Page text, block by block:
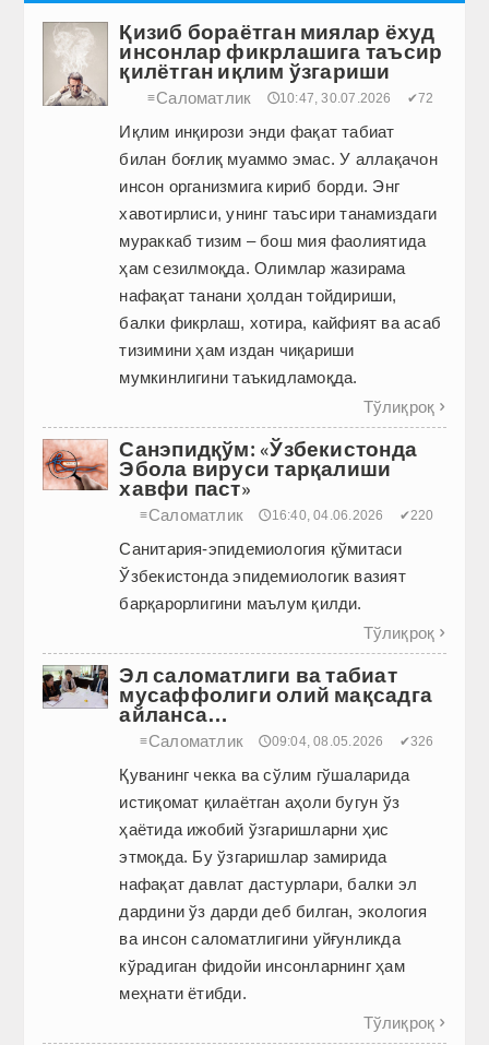
Қизиб бораётган миялар ёхуд
инсонлар фикрлашига таъсир
қилётган иқлим ўзгариши
≡Саломатлик 🕔10:47, 30.07.2026 ✔72
Иқлим инқирози энди фақат табиат
билан боғлиқ муаммо эмас. У аллақачон
инсон организмига кириб борди. Энг
хавотирлиси, унинг таъсири танамиздаги
мураккаб тизим – бош мия фаолиятида
ҳам сезилмоқда. Олимлар жазирама
нафақат танани ҳолдан тойдириши,
балки фикрлаш, хотира, кайфият ва асаб
тизимини ҳам издан чиқариши
мумкинлигини таъкид­ламоқда.
Тўлиқроқ 
Санэпидқўм: «Ўзбекистонда
Эбола вируси тарқалиши
хавфи паст»
≡Саломатлик 🕔16:40, 04.06.2026 ✔220
Санитария-эпидемиология қўмитаси
Ўзбекистонда эпидемиологик вазият
барқарорлигини маълум қилди.
Тўлиқроқ 
Эл саломатлиги ва табиат
мусаффолиги олий мақсадга
айланса…
≡Саломатлик 🕔09:04, 08.05.2026 ✔326
Қуванинг чекка ва сўлим гўшаларида
истиқомат қилаётган аҳоли бугун ўз
ҳаётида ижобий ўзгаришларни ҳис
этмоқда. Бу ўзгаришлар замирида
нафақат давлат дастурлари, балки эл
дардини ўз дарди деб билган, экология
ва инсон саломатлигини уйғунликда
кўрадиган фидойи инсонларнинг ҳам
меҳнати ётибди.
Тўлиқроқ 